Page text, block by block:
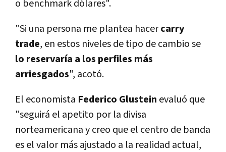
o benchmark dólares".
"Si una persona me plantea hacercarry
trade, en estos niveles de tipo de cambio se
lo reservaría a los perfiles más
arriesgados", acotó.
El economista Federico Glustein evaluó que
"seguirá el apetito por la divisa
norteamericana y creo que el centro de banda
es el valor más ajustado a la realidad actual,